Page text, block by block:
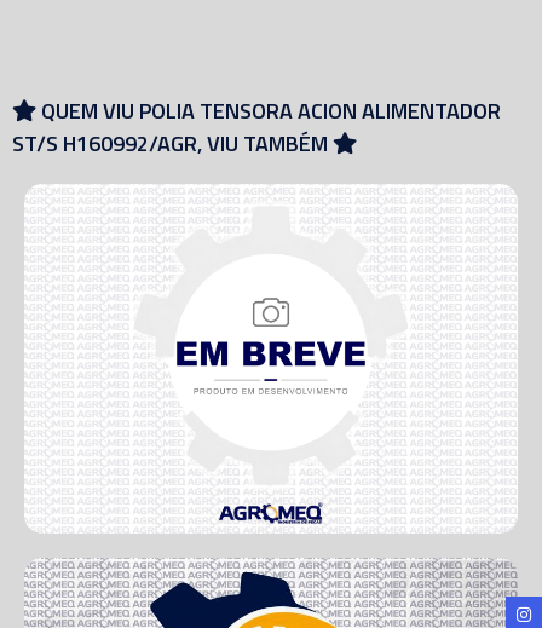
QUEM VIU POLIA TENSORA ACION ALIMENTADOR
ST/S H160992/AGR, VIU TAMBÉM